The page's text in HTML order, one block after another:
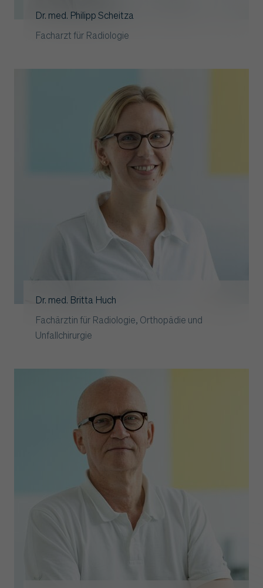
Dr. med. Philipp Scheitza
Facharzt für Radiologie
Dr. med. Britta Huch
Fachärztin für Radiologie, Orthopädie und
Unfallchirurgie